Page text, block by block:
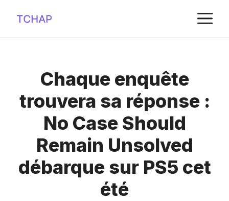
contenu
Chaque enquête
trouvera sa réponse :
No Case Should
Remain Unsolved
débarque sur PS5 cet
été